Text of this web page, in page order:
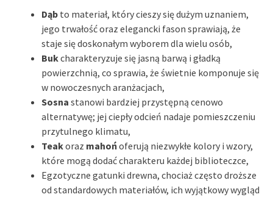
Dąb to materiał, który cieszy się dużym uznaniem,
jego trwałość oraz elegancki fason sprawiają, że
staje się doskonałym wyborem dla wielu osób,
Bukcharakteryzuje się jasną barwą i gładką
powierzchnią, co sprawia, że świetnie komponuje się
w nowoczesnych aranżacjach,
Sosna stanowi bardziej przystępną cenowo
alternatywę; jej ciepły odcień nadaje pomieszczeniu
przytulnego klimatu,
Teakoraz mahońoferują niezwykłe kolory i wzory,
które mogą dodać charakteru każdej biblioteczce,
Egzotyczne gatunki drewna, chociaż często droższe
od standardowych materiałów, ich wyjątkowy wygląd